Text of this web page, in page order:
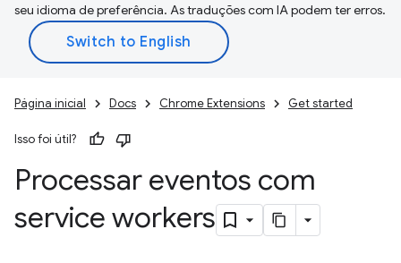
seu idioma de preferência. As traduções com IA podem ter erros.
Página inicial Docs Chrome Extensions Get started
Isso foi útil?
Processar eventos com
service workers